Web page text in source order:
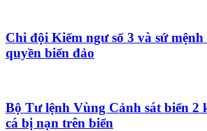
Chi đội Kiểm ngư số 3 và sứ mệnh
quyền biển đảo
Bộ Tư lệnh Vùng Cảnh sát biển 2
cá bị nạn trên biển